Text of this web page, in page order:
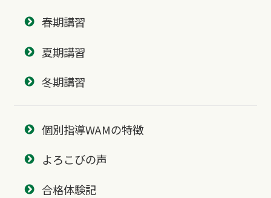
春期講習
夏期講習
冬期講習
個別指導WAMの特徴
よろこびの声
合格体験記